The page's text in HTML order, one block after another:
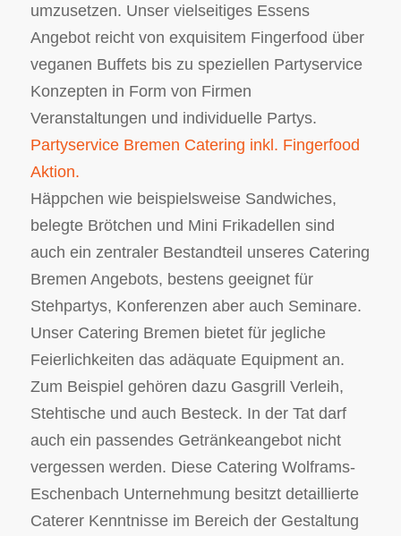
umzusetzen. Unser vielseitiges Essens
Angebot reicht von exquisitem Fingerfood über
veganen Buffets bis zu speziellen Partyservice
Konzepten in Form von Firmen
Veranstaltungen und individuelle Partys.
Partyservice Bremen Catering inkl. Fingerfood
Aktion.
Häppchen wie beispielsweise Sandwiches,
belegte Brötchen und Mini Frikadellen sind
auch ein zentraler Bestandteil unseres Catering
Bremen Angebots, bestens geeignet für
Stehpartys, Konferenzen aber auch Seminare.
Unser Catering Bremen bietet für jegliche
Feierlichkeiten das adäquate Equipment an.
Zum Beispiel gehören dazu Gasgrill Verleih,
Stehtische und auch Besteck. In der Tat darf
auch ein passendes Getränkeangebot nicht
vergessen werden. Diese Catering Wolframs-
Eschenbach Unternehmung besitzt detaillierte
Caterer Kenntnisse im Bereich der Gestaltung